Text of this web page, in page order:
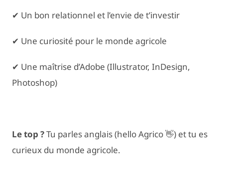
✔ Un bon relationnel et l’envie de t’investir
✔ Une curiosité pour le monde agricole
✔ Une maîtrise d’Adobe (Illustrator, InDesign,
Photoshop)
Le top ?Tu parles anglais (hello Agrico 👋) et tu es
curieux du monde agricole.